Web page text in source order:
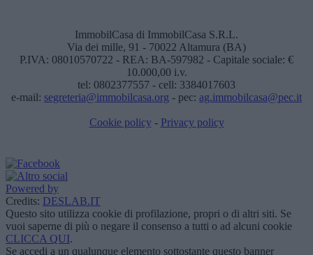
ImmobilCasa di ImmobilCasa S.R.L.
Via dei mille, 91 - 70022 Altamura (BA)
P.IVA: 08010570722 - REA: BA-597982 - Capitale sociale: €
10.000,00 i.v.
tel: 0802377557 - cell: 3384017603
e-mail: segreteria@immobilcasa.org - pec: ag.immobilcasa@pec.it
Cookie policy- Privacy policy
Powered by
Credits: DESLAB.IT
Questo sito utilizza cookie di profilazione, propri o di altri siti. Se
vuoi saperne di più o negare il consenso a tutti o ad alcuni cookie
CLICCA QUI.
Se accedi a un qualunque elemento sottostante questo banner